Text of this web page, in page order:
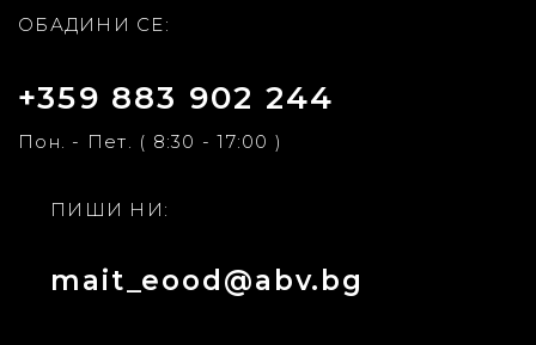
ОБАДИНИ СЕ:
+359 883 902 244
Пон. - Пет. ( 8:30 - 17:00 )
ПИШИ НИ:
mait_eood@abv.bg